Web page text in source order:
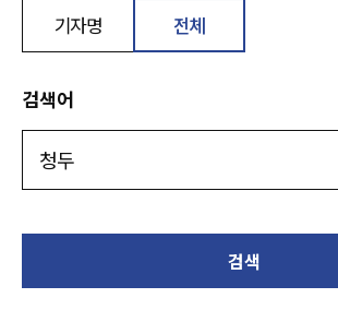
기자명 전체
검색어
검색